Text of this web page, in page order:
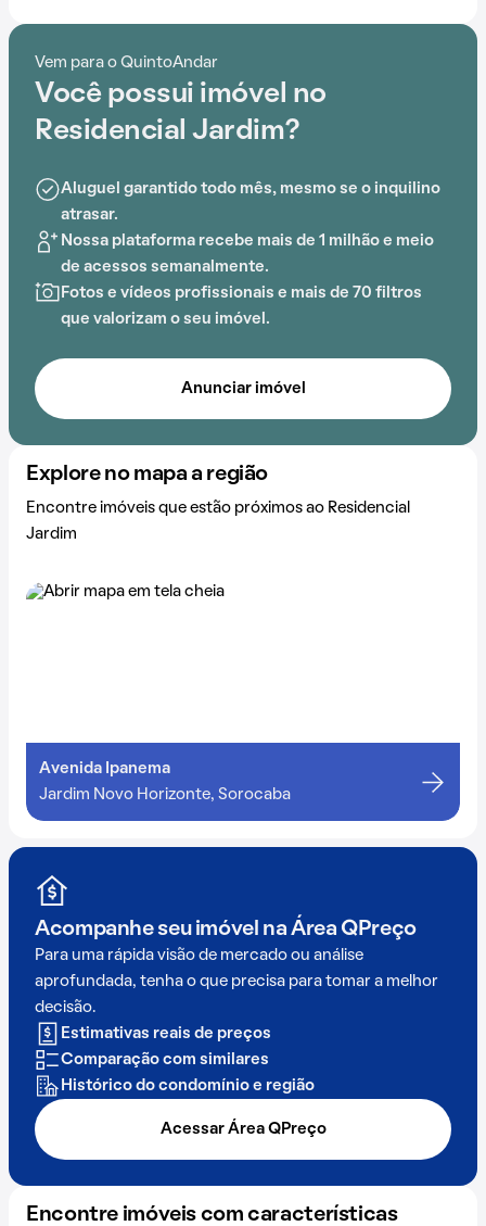
festas, churrasqueira e playground, o Residencial
entretenimento.
Vem para o QuintoAndar
Você possui imóvel no
Residencial Jardim?
Aluguel garantido todo mês, mesmo se o inquilino
atrasar.
Nossa plataforma recebe mais de 1 milhão e meio
de acessos semanalmente.
Fotos e vídeos profissionais e mais de 70 filtros
que valorizam o seu imóvel.
Anunciar imóvel
Explore no mapa a região
Encontre imóveis que estão próximos ao Residencial
Jardim
Avenida Ipanema
Jardim Novo Horizonte, Sorocaba
Acompanhe seu imóvel na Área QPreço
Para uma rápida visão de mercado ou análise
aprofundada, tenha o que precisa para tomar a melhor
decisão.
Estimativas reais de preços
Comparação com similares
Histórico do condomínio e região
Acessar Área QPreço
Encontre imóveis com características